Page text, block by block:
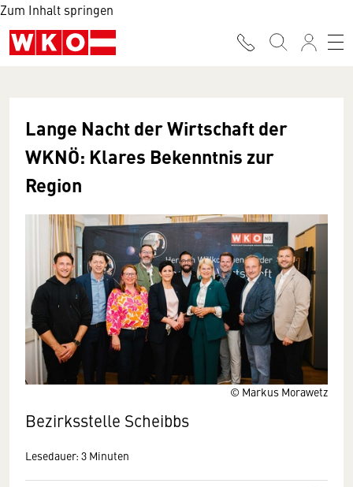
Zum Inhalt springen
© Markus Morawetz
Lange Nacht der Wirtschaft der
WKNÖ: Klares Bekenntnis zur
Region
Bezirksstelle Scheibbs
Lesedauer: 3 Minuten